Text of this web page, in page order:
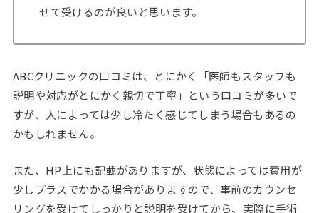
せて受けるのが良いと思います。
ABCクリニックの口コミは、とにかく「医師もスタッフも
説明や対応がとにかく親切で丁寧」という口コミが多いで
すが、人によっては少し冷たく感じてしまう場合もあるの
かもしれません。
また、HP上にも記載がありますが、状態によっては費用が
少しプラスでかかる場合がありますので、事前のカウンセ
リングを受けてしっかりと説明を受けてから、実際に手術